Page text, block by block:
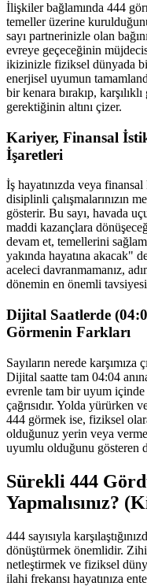
İlişkiler bağlamında 444
temeller üzerine
sayı partnerinizle olan
evreye geçeceğinin
ikizinizle fiziksel dünyada
enerjisel uyumun
bir kenara bırakıp,
gerektiğinin altını çizer.
Kariyer, Finansal
İşaretleri
İş hayatınızda veya finansal
disiplinli çalışmalarınızın
gösterir. Bu sayı, havada
maddi kazançlara
devam et, temellerini
yakında hayatına akacak"
aceleci davranmamanız,
dönemin en önemli
Dijital Saatlerde
Görmenin Farkları
Sayıların nerede karşımıza
Dijital saatte tam 04:04
evrenle tam bir uyum içinde
çağrısıdır. Yolda yürürken
444 görmek ise, fiziksel
olduğunuz yerin veya
uyumlu olduğunu gösteren
Sürekli 444
Yapmalısınız?
444 sayısıyla
dönüştürmek önemlidir.
netleştirmek ve fiziksel
ilahi frekansı hayatınıza